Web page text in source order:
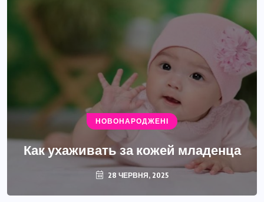
НОВОНАРОДЖЕНІ
Как ухаживать за кожей младенца
28 ЧЕРВНЯ, 2025